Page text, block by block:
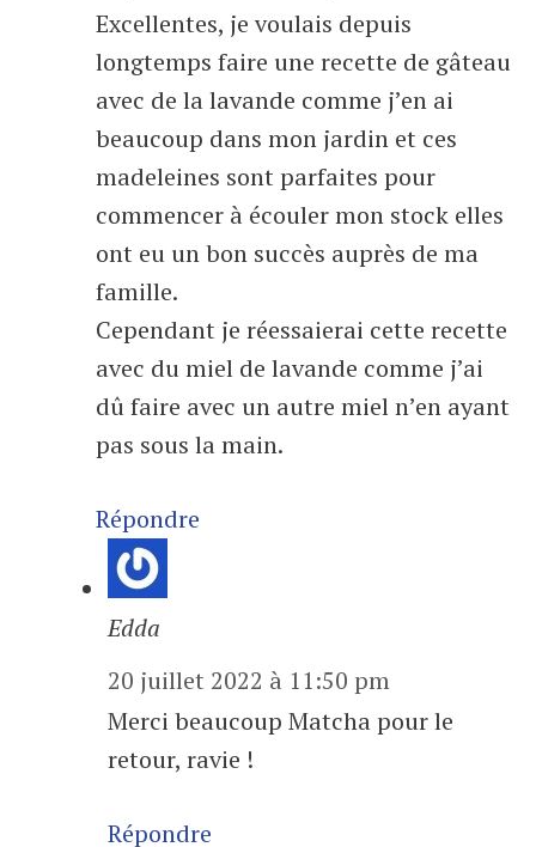
Excellentes, je voulais depuis
longtemps faire une recette de gâteau
avec de la lavande comme j’en ai
beaucoup dans mon jardin et ces
madeleines sont parfaites pour
commencer à écouler mon stock elles
ont eu un bon succès auprès de ma
famille.
Cependant je réessaierai cette recette
avec du miel de lavande comme j’ai
dû faire avec un autre miel n’en ayant
pas sous la main.
Répondre
Edda
20 juillet 2022 à 11:50 pm
Merci beaucoup Matcha pour le
retour, ravie !
Répondre